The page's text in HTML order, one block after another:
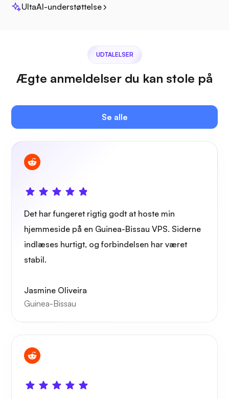
Plex
Trådbeskyttelse
Røntgen
UltaAI-understøttelse
UDTALELSER
Ægte anmeldelser du kan stole på
Se alle
Det har fungeret rigtig godt at hoste min
hjemmeside på en Guinea-Bissau VPS. Siderne
indlæses hurtigt, og forbindelsen har været
stabil.
Jasmine Oliveira
Guinea-Bissau